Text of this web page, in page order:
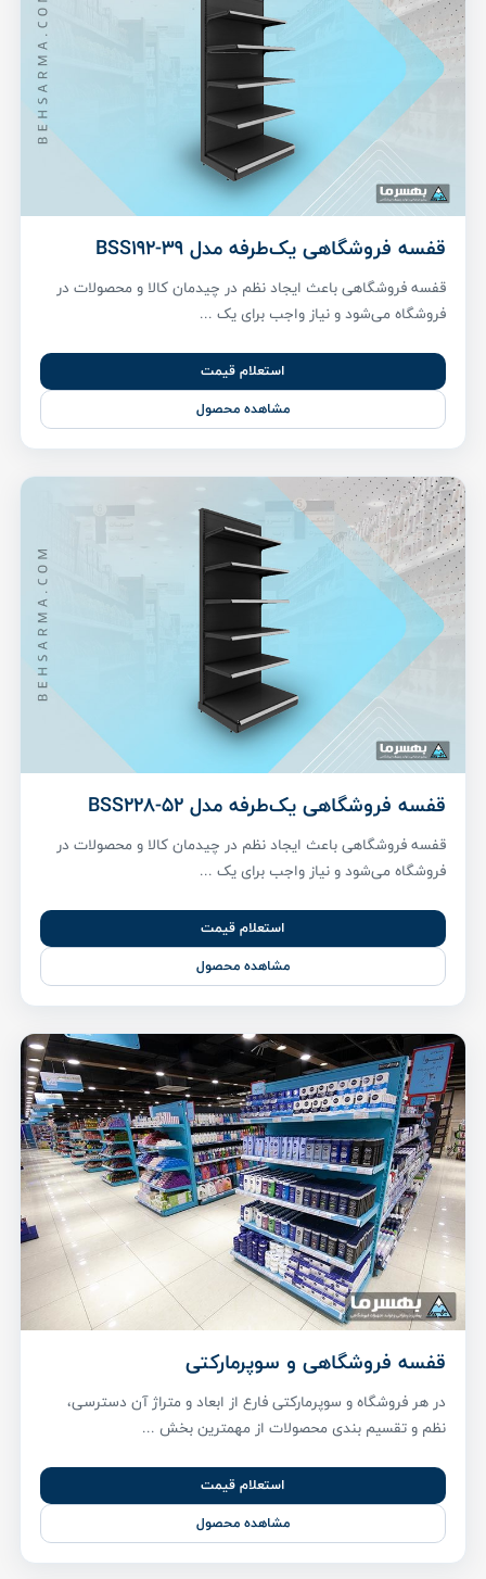
قفسه فروشگاهی یک‌طرفه مدل BSS192-39
قفسه فروشگاهی باعث ایجاد نظم در چیدمان کالا و محصولات در
فروشگاه می‌شود و نیاز واجب برای یک ...
استعلام قیمت
مشاهده محصول
قفسه فروشگاهی یک‌طرفه مدل BSS228-52
قفسه فروشگاهی باعث ایجاد نظم در چیدمان کالا و محصولات در
فروشگاه می‌شود و نیاز واجب برای یک ...
استعلام قیمت
مشاهده محصول
قفسه فروشگاهی و سوپرمارکتی
در هر فروشگاه و سوپرمارکتی فارع از ابعاد و متراژ آن دسترسی،
نظم و تقسیم بندی محصولات از مهمترین بخش ...
استعلام قیمت
مشاهده محصول